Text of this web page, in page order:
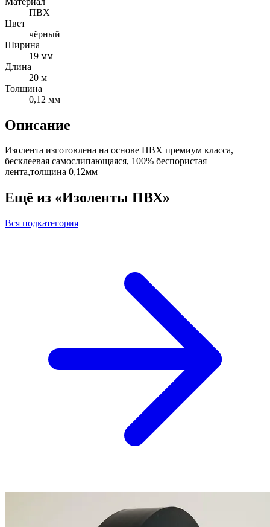
ПВХ
Цвет
чёрный
Ширина
19 мм
Длина
20 м
Толщина
0,12 мм
Описание
Изолента изготовлена на основе ПВХ премиум класса,
бесклеевая самослипающаяся, 100% беспористая
лента,толщина 0,12мм
Ещё из «Изоленты ПВХ»
Вся подкатегория